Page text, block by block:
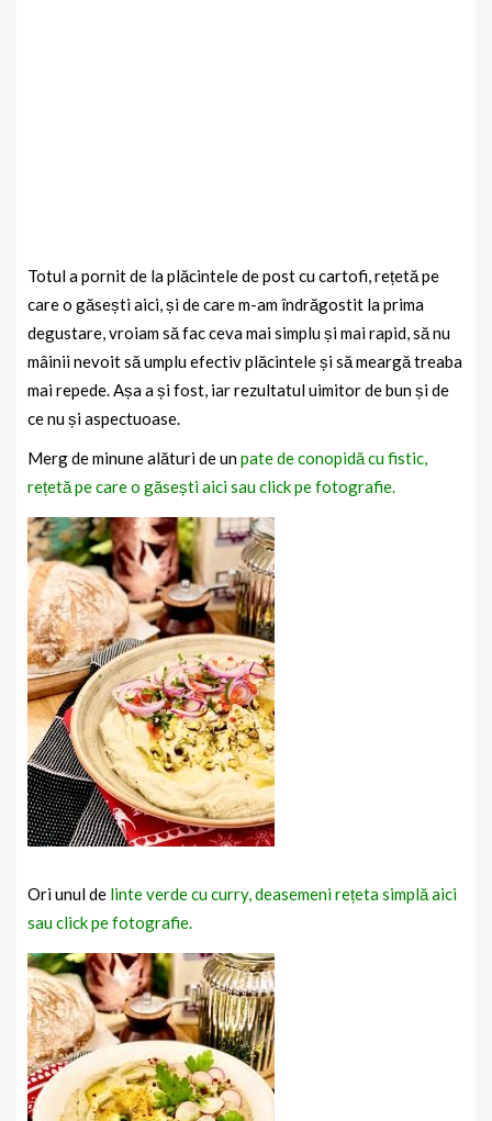
Totul a pornit de la plăcintele de post cu cartofi, rețetă pe
care o găsești aici, și de care m-am îndrăgostit la prima
degustare, vroiam să fac ceva mai simplu și mai rapid, să nu
mâinii nevoit să umplu efectiv plăcintele și să meargă treaba
mai repede. Așa a și fost, iar rezultatul uimitor de bun și de
ce nu și aspectuoase.
Merg de minune alături de unpate de conopidă cu fistic,
rețetă pe care o găsești aici sau click pe fotografie.
Ori unul de linte verde cu curry, deasemeni rețeta simplă aici
sau click pe fotografie.